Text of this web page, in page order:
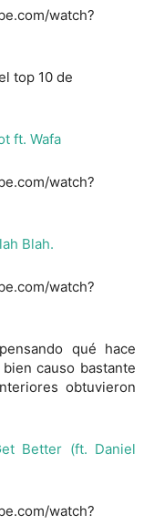
watch?
top 10 de
ft. Wafa
watch?
Blah.
watch?
qué hace
causo bastante
obtuvieron
Better (ft. Daniel
watch?